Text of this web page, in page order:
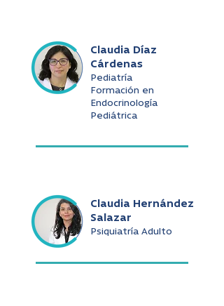
Claudia Díaz
Cárdenas
Pediatría
Formación en
Endocrinología
Pediátrica
Claudia Hernández
Salazar
Psiquiatría Adulto